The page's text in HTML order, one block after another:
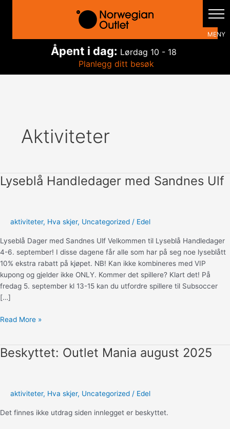
innholdet
Åpent i dag: Lørdag 10 - 18
Planlegg ditt besøk
Aktiviteter
Lyseblå Handledager med Sandnes Ulf
aktiviteter, Hva skjer, Uncategorized / Edel
Lyseblå Dager med Sandnes Ulf Velkommen til Lyseblå Handledager
4-6. september! I disse dagene får alle som har på seg noe lyseblått
10% ekstra rabatt på kjøpet. NB! Kan ikke kombineres med VIP
kupong og gjelder ikke ONLY. Kommer det spillere? Klart det! På
fredag 5. september kl 13-15 kan du utfordre spillere til Subsoccer
[…]
Lyseblå
Sandnes
Read More »
Beskyttet: Outlet Mania august 2025
aktiviteter, Hva skjer, Uncategorized / Edel
Det finnes ikke utdrag siden innlegget er beskyttet.